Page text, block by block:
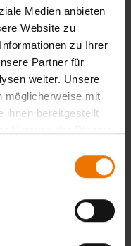
Medien anbieten
Website zu
zu Ihrer
Partner für
weiter. Unsere
möglicherweise mit
ihnen bereitgestellt
entsprechende
Der Teilnehmer
im praktischen
wenden sich